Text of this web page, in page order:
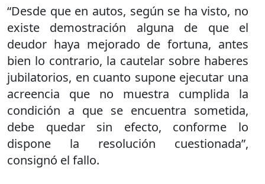
“Desde que en autos, según se ha visto, no
existe demostración alguna de que el
deudor haya mejorado de fortuna, antes
bien lo contrario, la cautelar sobre haberes
jubilatorios, en cuanto supone ejecutar una
acreencia que no muestra cumplida la
condición a que se encuentra sometida,
debe quedar sin efecto, conforme lo
dispone la resolución cuestionada”,
consignó el fallo.